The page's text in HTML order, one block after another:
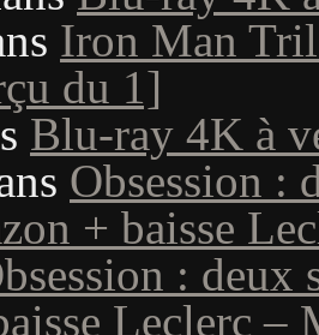
Iron Man
du 1]
Blu-ray 4K à
Obsession :
+ baisse
: deux
Leclerc